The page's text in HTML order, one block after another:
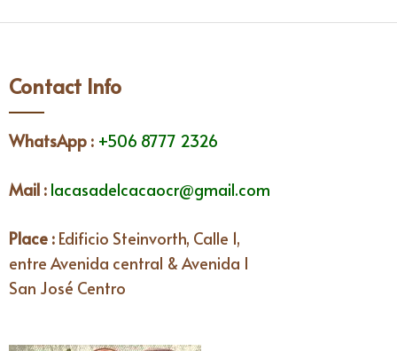
Contact Info
WhatsApp : +506 8777 2326
Mail : lacasadelcacaocr@gmail.com
Place : Edificio Steinvorth, Calle 1,
entre Avenida central & Avenida I
San José Centro